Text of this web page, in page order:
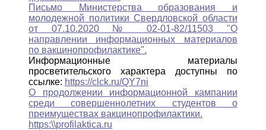
Письмо Министерства образования и
молодежной политики Свердловской области
от 07.10.2020 № 02-01-82/11503 "О
направлении информационных материалов
по вакцинопрофилактике".
Информационные материалы
просветительского характера доступны по
ссылке: https://clck.ru/QY7ni
О продолжении информационной кампании
среди совершеннолетних студентов о
преимуществах вакцинопрофилактики.
https:\\profilaktica.ru